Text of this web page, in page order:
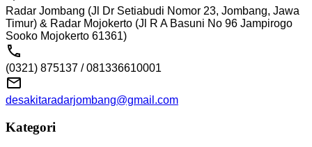
Radar Jombang (Jl Dr Setiabudi Nomor 23, Jombang, Jawa
Timur) & Radar Mojokerto (Jl R A Basuni No 96 Jampirogo
Sooko Mojokerto 61361)
(0321) 875137 / 081336610001
desakitaradarjombang@gmail.com
Kategori